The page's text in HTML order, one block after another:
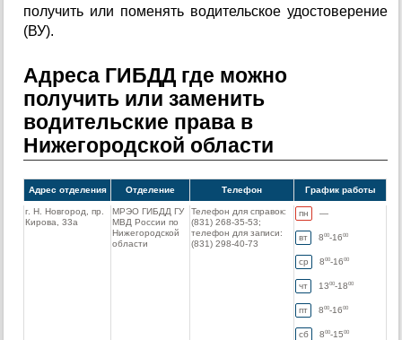
получить или поменять водительское удостоверение
(ВУ).
Адреса ГИБДД где можно
получить или заменить
водительские права в
Нижегородской области
Адрес отделения Отделение Телефон График работы
г. Н. Новгород, пр.
Кирова, 33а
МРЭО ГИБДД ГУ
МВД России по
Нижегородской
области
Телефон для справок:
(831) 268-35-53;
телефон для записи:
(831) 298-40-73
пн —
вт 800 -1600
ср 800 -1600
чт 1300 -1800
пт 800 -1600
сб 800 -1500